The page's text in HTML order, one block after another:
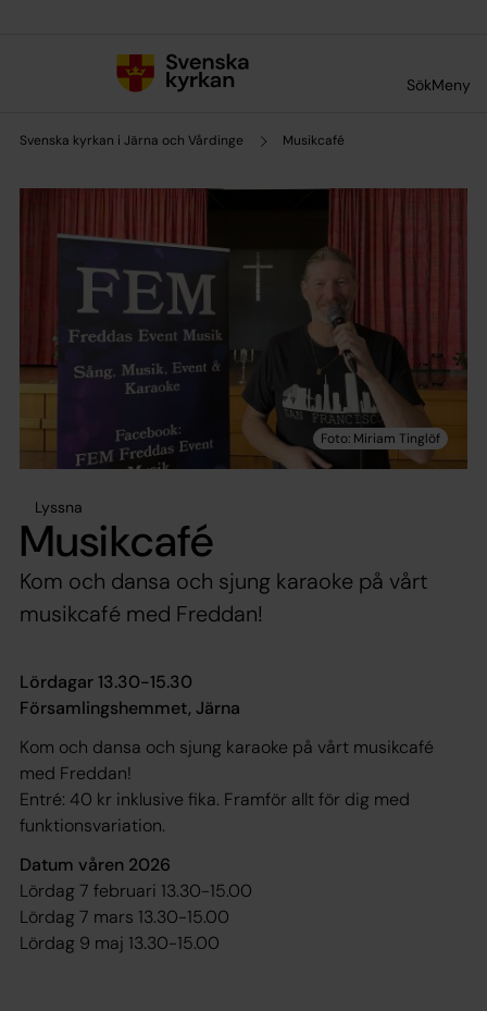
SökMeny
Svenska kyrkan i Järna och Vårdinge Musikcafé
Lyssna
Musikcafé
Kom och dansa och sjung karaoke på vårt
musikcafé med Freddan!
Lördagar 13.30-15.30
Församlingshemmet, Järna
Kom och dansa och sjung karaoke på vårt musikcafé
med Freddan!
Entré: 40 kr inklusive fika. Framför allt för dig med
funktionsvariation.
Datum våren 2026
Lördag 7 februari 13.30-15.00
Lördag 7 mars 13.30-15.00
Lördag 9 maj 13.30-15.00